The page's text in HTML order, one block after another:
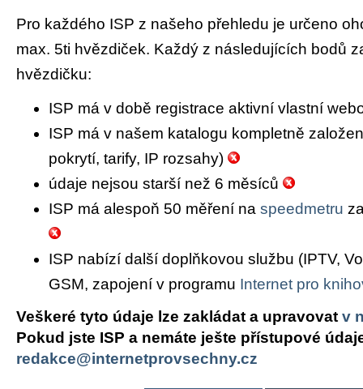
Pro každého ISP z našeho přehledu je určeno
max. 5ti hvězdiček. Každý z následujících bodů
hvězdičku:
ISP má v době registrace aktivní vlastní
ISP má v našem katalogu kompletně
pokrytí, tarify, IP rozsahy)
údaje nejsou starší než 6 měsíců
ISP má alespoň 50 měření na speedmetru
ISP nabízí další doplňkovou službu (IPTV,
GSM, zapojení v programu Internet pro
Veškeré tyto údaje lze zakládat a upravovat v
Pokud jste ISP a nemáte ješte přístupové
redakce@internetprovsechny.cz